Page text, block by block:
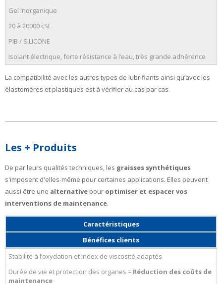
Gel Inorganique
20 à 20000 cSt
PIB / SILICONE
Isolant électrique, forte résistance à l’eau, très grande adhérence
La compatibilité avec les autres types de lubrifiants ainsi qu’avec les
élastomères et plastiques est à vérifier au cas par cas.
Les + Produits
De par leurs qualités techniques, les graisses synthétiques
s'imposent d'elles-même pour certaines applications. Elles peuvent
aussi être une alternative pour optimiser et espacer vos
interventions de maintenance.
Caractéristiques
Bénéfices clients
Stabilité à l’oxydation et index de viscosité adaptés
Durée de vie et protection des organes = Réduction des coûts de
maintenance